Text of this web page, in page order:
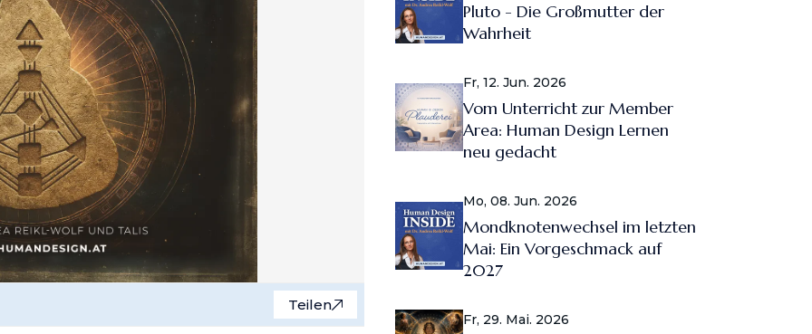
Teilen
Pluto - Die Großmutter der
Wahrheit
Fr, 12. Jun. 2026
Vom Unterricht zur Member
Area: Human Design Lernen
neu gedacht
Mo, 08. Jun. 2026
Mondknotenwechsel im letzten
Mai: Ein Vorgeschmack auf
2027
Fr, 29. Mai. 2026